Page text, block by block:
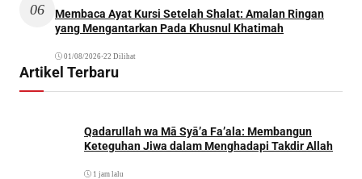
06
Membaca Ayat Kursi Setelah Shalat: Amalan Ringan
yang Mengantarkan Pada Khusnul Khatimah
01/08/2026•22 Dilihat
Artikel Terbaru
Qadarullah wa Mā Syā’a Fa’ala: Membangun
Keteguhan Jiwa dalam Menghadapi Takdir Allah
1 jam lalu